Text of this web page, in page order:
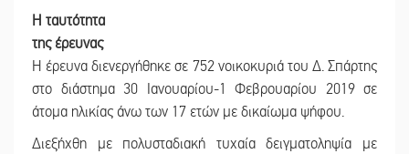
Η ταυτότητα
της έρευνας
Η έρευνα διενεργήθηκε σε 752 νοικοκυριά του Δ. Σπάρτης
στο διάστημα 30 Ιανουαρίου-1 Φεβρουαρίου 2019 σε
άτομα ηλικίας άνω των 17 ετών με δικαίωμα ψήφου.
Διεξήχθη με πολυσταδιακή τυχαία δειγματοληψία με